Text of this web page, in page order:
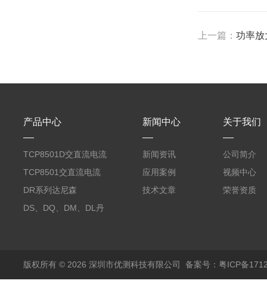
上一篇：功率放
产品中心
TCP8501D交直流电流
探头500A
TCP8501交直流电流
探头500A
DR系列达尼森
Danisense高精度电流
DS、DQ、DM、DL丹
新闻中心
新闻资讯
应用案例
技术文章
关于我们
公司简介
视频中心
荣誉资质
版权所有 © 2026 深圳市优测科技有限公司 备案号：粤ICP备